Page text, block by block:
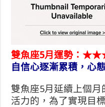
雙魚座5月運勢：
自信心逐漸累積，心
雙魚座5月延續上個
活力的，為了實現目